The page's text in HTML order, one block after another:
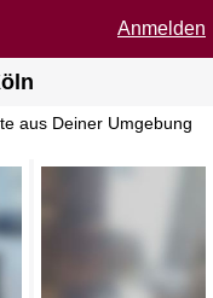
Anmelden
aus Deiner Umgebung